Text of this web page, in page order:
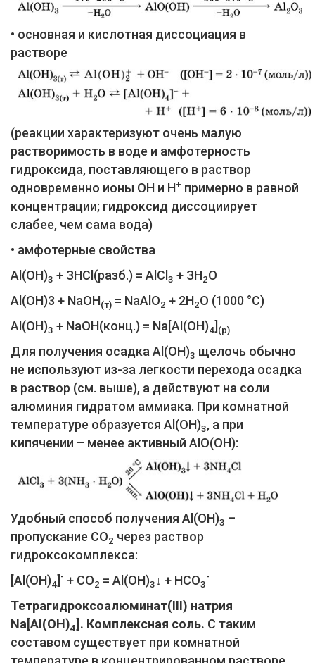
• основная и кислотная диссоциация в
растворе
(реакции характеризуют очень малую
растворимость в воде и амфотерность
гидроксида, поставляющего в раствор
одновременно ионы ОН и Н+ примерно в равной
концентрации; гидроксид диссоциирует
слабее, чем сама вода)
• амфотерные свойства
Al(ОН)3 + ЗНСl(разб.) = AlCl 3 + ЗН2O
Al(ОН)3 + NaOH(т) = NaAlO2 + 2Н2O (1000 °C)
Al(ОН)3 + NaOH(конц.) = Na[Al(OH)4] (p)
Для получения осадка Al(ОН)3 щелочь обычно
не используют из-за легкости перехода осадка
в раствор (см. выше), а действуют на соли
алюминия гидратом аммиака. При комнатной
температуре образуется Al(ОН)3, а при
кипячении – менее активный АlO(ОН):
Удобный способ получения Al(ОН)3 –
пропускание СO2 через раствор
гидроксокомплекса:
[Al(ОН)4] - + СO2 = Al(ОН)3↓ + HCO3
-
Тетрагидроксоалюминат(III) натрия
Na[Al(OH)4]. Комплексная соль. С таким
составом существует при комнатной